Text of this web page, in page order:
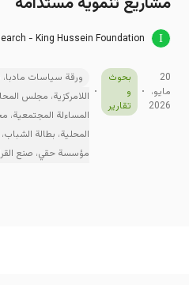
- King Hussein Foundation
20
مايو،
2026
بحوث
و
تقارير
ورقة سياسات مادبا،
اللامركزية، مجلس
المساءلة المجتمعية،
المحلية، بطالة
مؤسسة حقي، صنع